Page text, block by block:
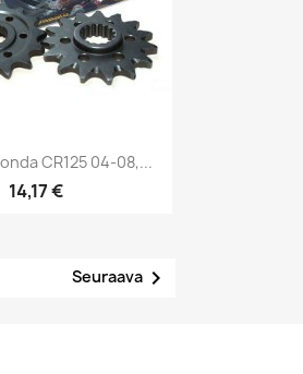
Pikakatselu
CR125 04-08,...
14,17 €
Seuraava